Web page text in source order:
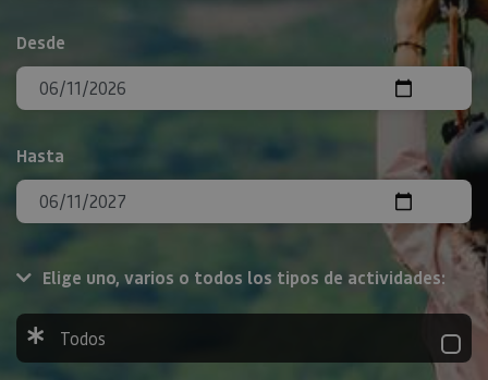
Desde
Hasta
Elige uno, varios o todos los tipos de actividades:
Todos